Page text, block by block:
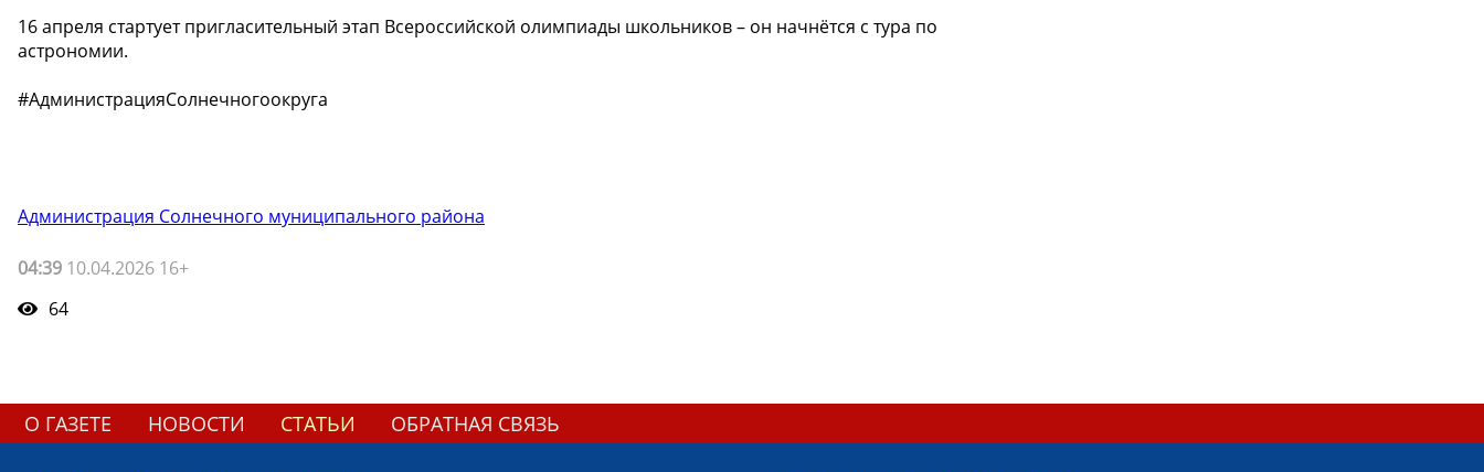
16 апреля стартует пригласительный этап Всероссийской олимпиады школьников – он начнётся с тура по
астрономии.
#АдминистрацияСолнечногоокруга
Администрация Солнечного муниципального района
04:39 10.04.2026 16+
64
О ГАЗЕТЕ НОВОСТИ СТАТЬИ ОБРАТНАЯ СВЯЗЬ